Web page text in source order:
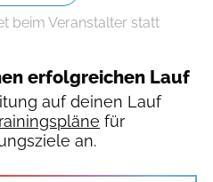
beim Veranstalter statt
erfolgreichen Lauf
auf deinen Lauf
für
an.